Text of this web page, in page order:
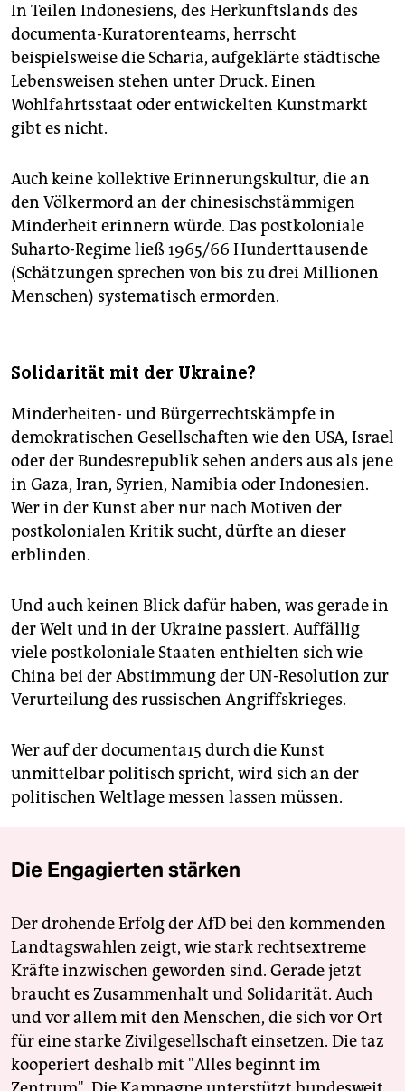
In Teilen Indonesiens, des Herkunftslands des
documenta-Kuratorenteams, herrscht
beispielsweise die Scharia, aufgeklärte städtische
Lebensweisen stehen unter Druck. Einen
Wohlfahrtsstaat oder entwickelten Kunstmarkt
gibt es nicht.
Auch keine kollektive Erinnerungskultur, die an
den Völkermord an der chinesischstämmigen
Minderheit erinnern würde. Das postkoloniale
Suharto-Regime ließ 1965/66 Hunderttausende
(Schätzungen sprechen von bis zu drei Millionen
Menschen) systematisch ermorden.
Solidarität mit der Ukraine?
Minderheiten- und Bürgerrechtskämpfe in
demokratischen Gesellschaften wie den USA, Israel
oder der Bundesrepublik sehen anders aus als jene
in Gaza, Iran, Syrien, Namibia oder Indonesien.
Wer in der Kunst aber nur nach Motiven der
postkolonialen Kritik sucht, dürfte an dieser
erblinden.
Und auch keinen Blick dafür haben, was gerade in
der Welt und in der Ukraine passiert. Auffällig
viele postkoloniale Staaten enthielten sich wie
China bei der Abstimmung der UN-Resolution zur
Verurteilung des russischen Angriffskrieges.
Wer auf der documenta15 durch die Kunst
unmittelbar politisch spricht, wird sich an der
politischen Weltlage messen lassen müssen.
Die Engagierten stärken
Der drohende Erfolg der AfD bei den kommenden
Landtagswahlen zeigt, wie stark rechtsextreme
Kräfte inzwischen geworden sind. Gerade jetzt
braucht es Zusammenhalt und Solidarität. Auch
und vor allem mit den Menschen, die sich vor Ort
für eine starke Zivilgesellschaft einsetzen. Die taz
kooperiert deshalb mit "Alles beginnt im